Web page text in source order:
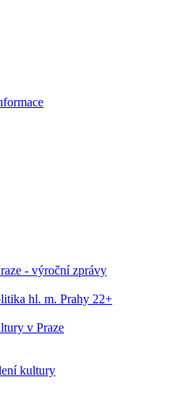
- výroční zprávy
hl. m. Prahy 22+
v Praze
kultury